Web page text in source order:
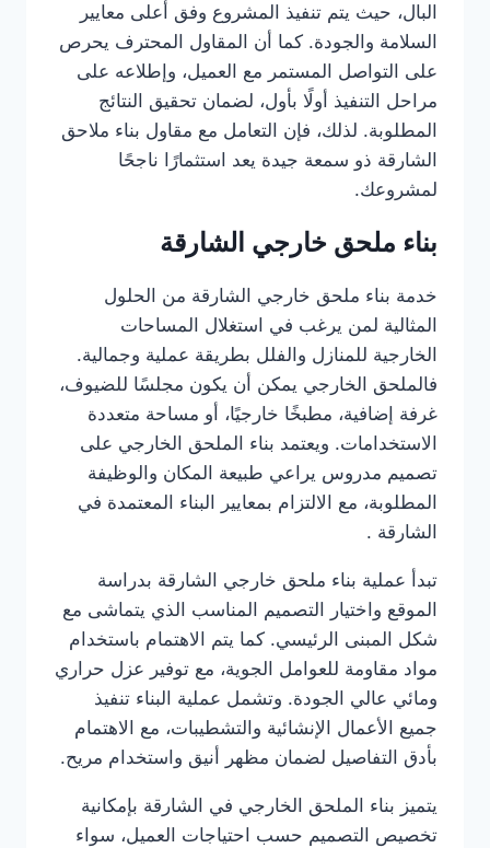
البال، حيث يتم تنفيذ المشروع وفق أعلى معايير
السلامة والجودة. كما أن المقاول المحترف يحرص
على التواصل المستمر مع العميل، وإطلاعه على
مراحل التنفيذ أولًا بأول، لضمان تحقيق النتائج
المطلوبة. لذلك، فإن التعامل مع مقاول بناء ملاحق
الشارقة ذو سمعة جيدة يعد استثمارًا ناجحًا
لمشروعك.
بناء ملحق خارجي الشارقة
خدمة بناء ملحق خارجي الشارقة من الحلول
المثالية لمن يرغب في استغلال المساحات
الخارجية للمنازل والفلل بطريقة عملية وجمالية.
فالملحق الخارجي يمكن أن يكون مجلسًا للضيوف،
غرفة إضافية، مطبخًا خارجيًا، أو مساحة متعددة
الاستخدامات. ويعتمد بناء الملحق الخارجي على
تصميم مدروس يراعي طبيعة المكان والوظيفة
المطلوبة، مع الالتزام بمعايير البناء المعتمدة في
الشارقة .
تبدأ عملية بناء ملحق خارجي الشارقة بدراسة
الموقع واختيار التصميم المناسب الذي يتماشى مع
شكل المبنى الرئيسي. كما يتم الاهتمام باستخدام
مواد مقاومة للعوامل الجوية، مع توفير عزل حراري
ومائي عالي الجودة. وتشمل عملية البناء تنفيذ
جميع الأعمال الإنشائية والتشطيبات، مع الاهتمام
بأدق التفاصيل لضمان مظهر أنيق واستخدام مريح.
يتميز بناء الملحق الخارجي في الشارقة بإمكانية
تخصيص التصميم حسب احتياجات العميل، سواء